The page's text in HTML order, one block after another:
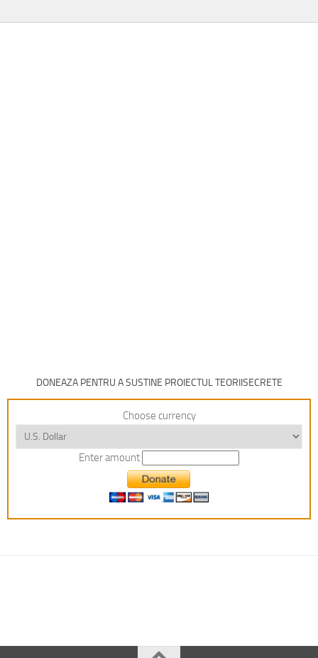
DONEAZA PENTRU A SUSTINE PROIECTUL TEORIISECRETE
Choose currency
Enter amount